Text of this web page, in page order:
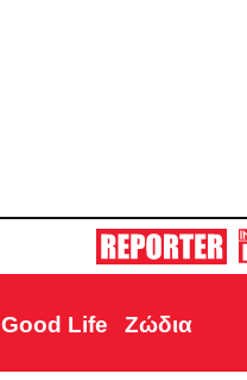
Good Life Ζώδια